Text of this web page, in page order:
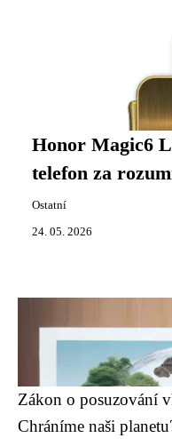
Honor Magic6
telefon za
Ostatní
24. 05. 2026
Zákon o posuzování
Chráníme naši